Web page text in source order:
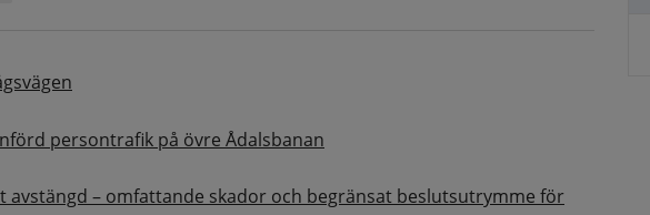
persontrafik på övre Ådalsbanan
avstängd – omfattande skador och begränsat beslutsutrymme för